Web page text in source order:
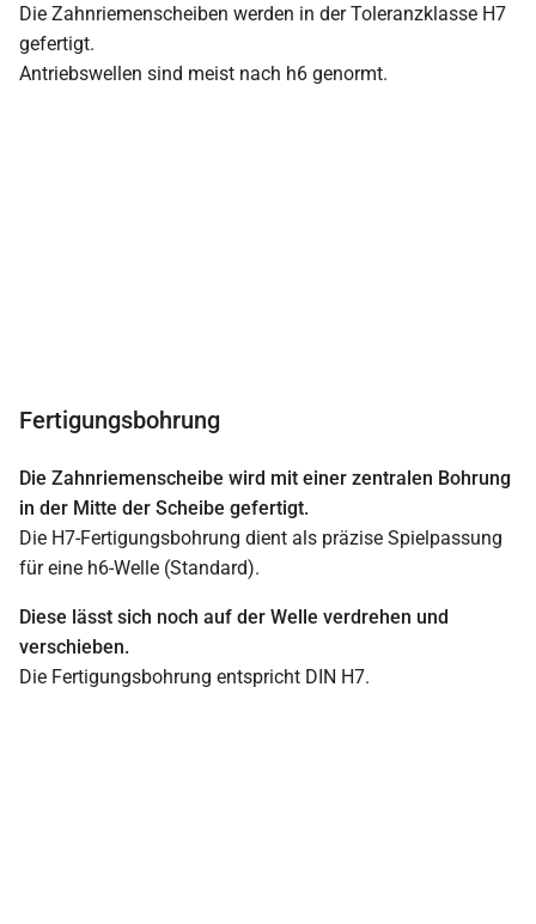
Die Zahnriemenscheiben werden in der Toleranzklasse H7
gefertigt.
Antriebswellen sind meist nach h6 genormt.
Fertigungsbohrung
Die Zahnriemenscheibe wird mit einer zentralen Bohrung
in der Mitte der Scheibe gefertigt.
Die H7-Fertigungsbohrung dient als präzise Spielpassung
für eine h6-Welle (Standard).
Diese lässt sich noch auf der Welle verdrehen und
verschieben.
Die Fertigungsbohrung entspricht DIN H7.